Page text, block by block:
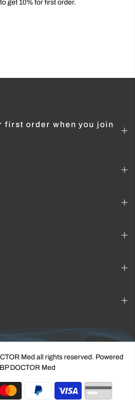
get 10% for first order.
first order when you join
Med all rights reserved. Powered
DOCTOR Med